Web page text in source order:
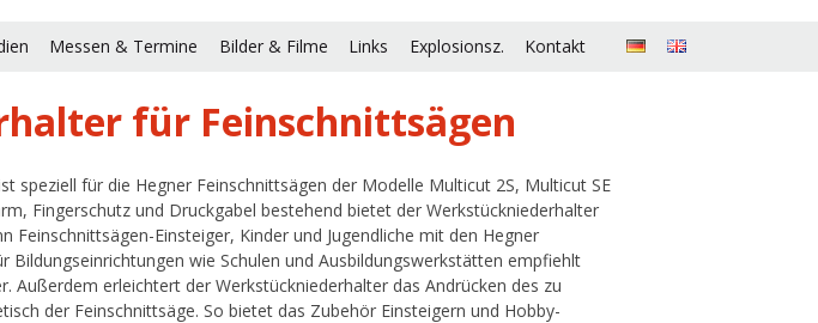
Messen & Termine Bilder & Filme Links Explosionsz. Kontakt
für Feinschnittsägen
speziell für die Hegner Feinschnittsägen der Modelle Multicut 2S, Multicut SE
Fingerschutz und Druckgabel bestehend bietet der Werkstückniederhalter
Feinschnittsägen-Einsteiger, Kinder und Jugendliche mit den Hegner
Bildungseinrichtungen wie Schulen und Ausbildungswerkstätten empfiehlt
Außerdem erleichtert der Werkstückniederhalter das Andrücken des zu
der Feinschnittsäge. So bietet das Zubehör Einsteigern und Hobby-